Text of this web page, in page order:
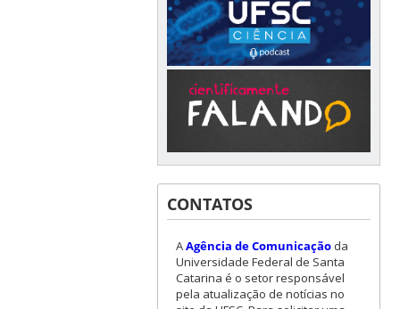
CONTATOS
AAgência de Comunicaçãoda
Universidade Federal de Santa
Catarina é o setor responsável
pela atualização de notícias no